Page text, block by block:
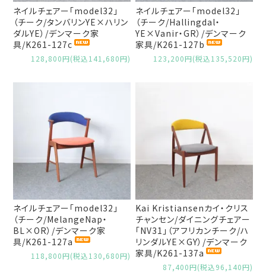
ネイルチェアー「model32」
（チーク/タンバリンYE×ハリン
ダルYE）/デンマーク家
具/K261-127c
128,800円(税込141,680円)
ネイルチェアー「model32」
（チーク/Hallingdal・
YE×Vanir・GR）/デンマーク
家具/K261-127b
123,200円(税込135,520円)
ネイルチェアー「model32」
（チーク/MelangeNap・
BL×OR）/デンマーク家
具/K261-127a
118,800円(税込130,680円)
Kai Kristiansenカイ・クリス
チャンセン/ダイニングチェアー
「NV31」（アフリカンチーク/ハ
リンダルYE×GY）/デンマーク
家具/K261-137a
87,400円(税込96,140円)